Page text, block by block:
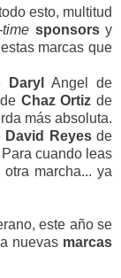
esto, multitud
sponsorsy
marcas que
Daryl
Angel de
Chaz Ortiz de
más absoluta.
David Reyesde
Para cuando leas
marcha... ya
este año se
nuevas marcas